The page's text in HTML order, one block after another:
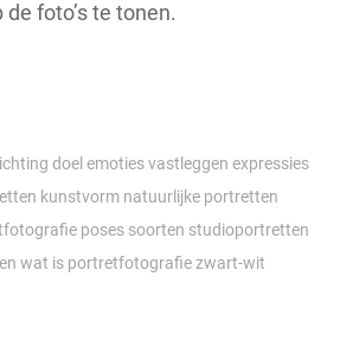
foto’s te tonen.
doel emoties vastleggen expressies
kunstvorm natuurlijke portretten
poses soorten studioportretten
wat is portretfotografiezwart-wit